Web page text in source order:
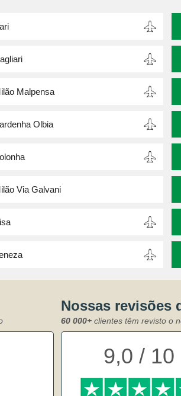
Malpensa
Olbia
Via Galvani
Nossas revisões
60 000+ clientes têm revisto o
9,0 / 10